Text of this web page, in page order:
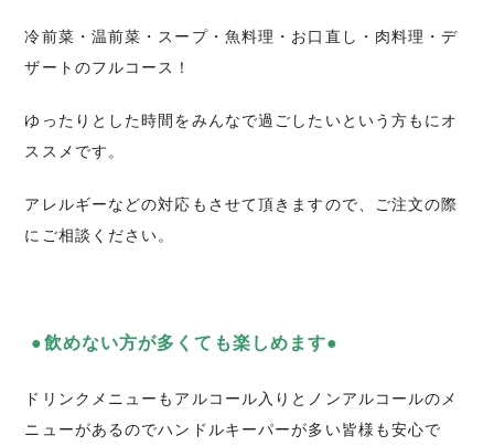
冷前菜・温前菜・スープ・魚料理・お口直し・肉料理・デ
ザートのフルコース！
ゆったりとした時間をみんなで過ごしたいという方もにオ
ススメです。
アレルギーなどの対応もさせて頂きますので、ご注文の際
にご相談ください。
●飲めない方が多くても楽しめます●
ドリンクメニューもアルコール入りとノンアルコールのメ
ニューがあるのでハンドルキーパーが多い皆様も安心で